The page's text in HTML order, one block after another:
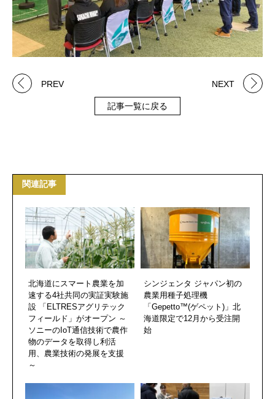
PREV
記事一覧に戻る
NEXT
関連記事
北海道にスマート農業を加
速する4社共同の実証実験施
設 「ELTRESアグリテック
フィールド」がオープン ～
ソニーのIoT通信技術で農作
物のデータを取得し利活
用、農業技術の発展を支援
～
シンジェンタ ジャパン初の
農業用種子処理機
「Gepetto™(ゲペット)」北
海道限定で12月から受注開
始